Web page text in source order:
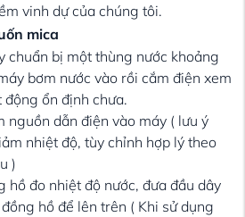
vinh dự của chúng tôi.
mica
chuẩn bị một thùng nước khoảng
bơm nước vào rồi cắm điện xem
ổn định chưa.
nguồn dẫn điện vào máy ( lưu ý
nhiệt độ, tùy chỉnh hợp lý theo
)
hồ đo nhiệt độ nước, đưa đầu dây
hồ để lên trên ( Khi sử dụng